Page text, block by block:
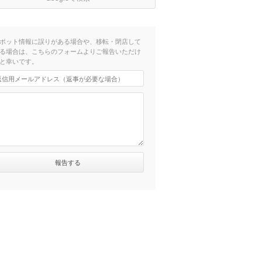
ット情報に誤りがある場合や、移転・閉店して
場合は、こちらのフォームよりご報告いただけ
幸いです。